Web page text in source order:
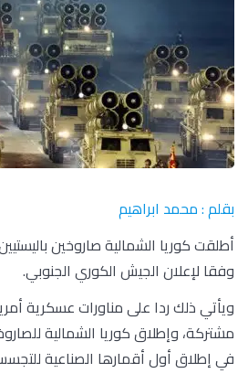
بقلم : محمد ابراهيم
أطلقت كوريا الشمالية صاروخين
وفقا لإعلان الجيش الكوري الجنوبي.
ويأتي ذلك ردا على مناورات عسكرية
مشتركة، وإطلاق كوريا الشمالية
في إطلاق أول أقمارها الصناعية